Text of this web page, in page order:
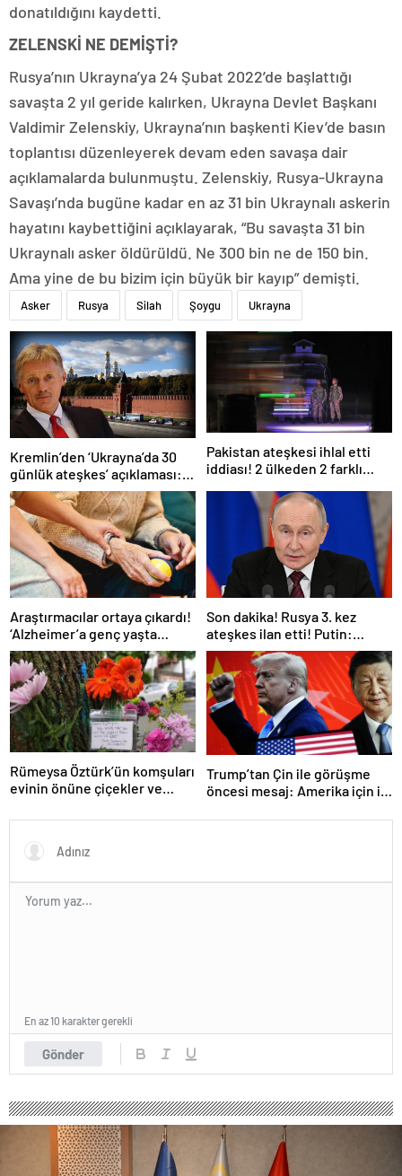
donatıldığını kaydetti.
ZELENSKİ NE DEMİŞTİ?
Rusya’nın Ukrayna’ya 24 Şubat 2022’de başlattığı
savaşta 2 yıl geride kalırken, Ukrayna Devlet Başkanı
Valdimir Zelenskiy, Ukrayna’nın başkenti Kiev’de basın
toplantısı düzenleyerek devam eden savaşa dair
açıklamalarda bulunmuştu. Zelenskiy, Rusya-Ukrayna
Savaşı’nda bugüne kadar en az 31 bin Ukraynalı askerin
hayatını kaybettiğini açıklayarak, “Bu savaşta 31 bin
Ukraynalı asker öldürüldü. Ne 300 bin ne de 150 bin.
Ama yine de bu bizim için büyük bir kayıp” demişti.
Asker Rusya Silah Şoygu Ukrayna
Kremlin’den ‘Ukrayna’da 30
günlük ateşkes’ açıklaması:
Bunu iyice düşünmeliyiz
Pakistan ateşkesi ihlal etti
iddiası! 2 ülkeden 2 farklı
Araştırmacılar ortaya çıkardı!
‘Alzheimer’a genç yaşta
yakalanabilirsiniz’
Son dakika! Rusya 3. kez
ateşkes ilan etti! Putin:
Erdoğan ile görüşme
gerçekleştireceğiz
Rümeysa Öztürk’ün komşuları
evinin önüne çiçekler ve
Trump’tan Çin ile görüşme
öncesi mesaj: Amerika için iyi
Gönder
En az 10 karakter gerekli